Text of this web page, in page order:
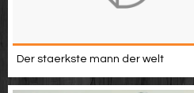
Der staerkste mann der welt